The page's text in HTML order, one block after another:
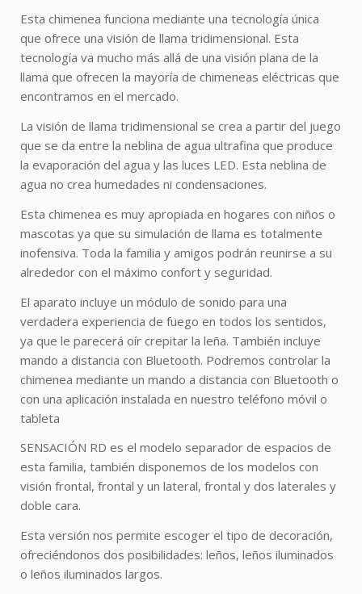
Esta chimenea funciona mediante una tecnología única
que ofrece una visión de llama tridimensional. Esta
tecnología va mucho más allá de una visión plana de la
llama que ofrecen la mayoría de chimeneas eléctricas que
encontramos en el mercado.
La visión de llama tridimensional se crea a partir del juego
que se da entre la neblina de agua ultrafina que produce
la evaporación del agua y las luces LED. Esta neblina de
agua no crea humedades ni condensaciones.
Esta chimenea es muy apropiada en hogares con niños o
mascotas ya que su simulación de llama es totalmente
inofensiva. Toda la familia y amigos podrán reunirse a su
alrededor con el máximo confort y seguridad.
El aparato incluye un módulo de sonido para una
verdadera experiencia de fuego en todos los sentidos,
ya que le parecerá oír crepitar la leña. También incluye
mando a distancia con Bluetooth. Podremos controlar la
chimenea mediante un mando a distancia con Bluetooth o
con una aplicación instalada en nuestro teléfono móvil o
tableta
SENSACIÓN RD es el modelo separador de espacios de
esta familia, también disponemos de los modelos con
visión frontal, frontal y un lateral, frontal y dos laterales y
doble cara.
Esta versión nos permite escoger el tipo de decoración,
ofreciéndonos dos posibilidades: leños, leños iluminados
o leños iluminados largos.